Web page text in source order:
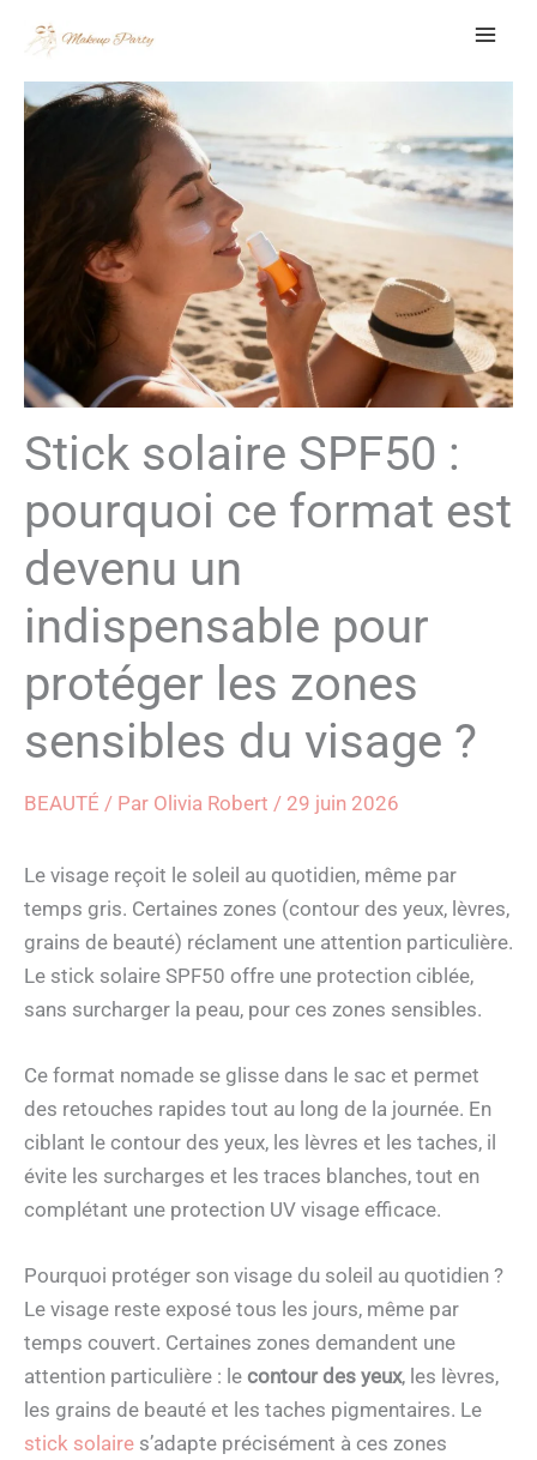
contenu
Stick solaire SPF50 :
pourquoi ce format est
devenu un
indispensable pour
protéger les zones
sensibles du visage ?
BEAUTÉ / Par Olivia Robert / 29 juin 2026
Le visage reçoit le soleil au quotidien, même par
temps gris. Certaines zones (contour des yeux, lèvres,
grains de beauté) réclament une attention particulière.
Le stick solaire SPF50 offre une protection ciblée,
sans surcharger la peau, pour ces zones sensibles.
Ce format nomade se glisse dans le sac et permet
des retouches rapides tout au long de la journée. En
ciblant le contour des yeux, les lèvres et les taches, il
évite les surcharges et les traces blanches, tout en
complétant une protection UV visage efficace.
Pourquoi protéger son visage du soleil au quotidien ?
Le visage reste exposé tous les jours, même par
temps couvert. Certaines zones demandent une
attention particulière : le contour des yeux, les lèvres,
les grains de beauté et les taches pigmentaires. Le
stick solaire s’adapte précisément à ces zones